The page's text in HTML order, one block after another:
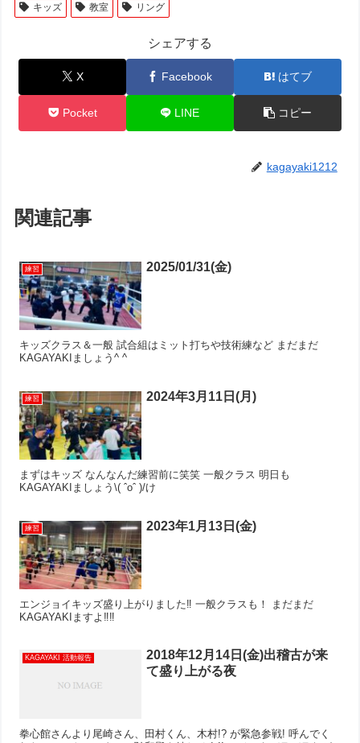
キッズ
教室 リング
シェアする
X Facebook はてブ
Pocket LINE コピー
kagayaki1212
関連記事
練習 2025/01/31(金)
キッズクラス＆一般 試合組はミット打ちや技術練など まだまだ
KAGAYAKIましょう^ ^
練習 2024年3月11日(月)
まずはキッズ なんなんだ練習前に笑笑 一般クラス 明日も
KAGAYAKIましょう\( ˆoˆ )/け
練習 2023年1月13日(金)
エンジョイキッズ盛り上がりました‼︎ 一般クラスも！ まだまだ
KAGAYAKIますよ‼︎‼︎
KAGAYAKI 活動報告
2018年12月14日(金)出稽古が来
て盛り上がる夜
拳心館さんより尾崎さん、田村くん、木村!? が緊急参戦! 呼んでく